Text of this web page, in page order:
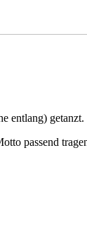
entlang) getanzt.
passend